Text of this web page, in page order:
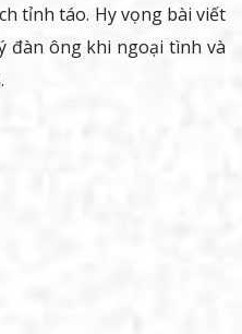
tỉnh táo. Hy vọng bài viết
đàn ông khi ngoại tình và